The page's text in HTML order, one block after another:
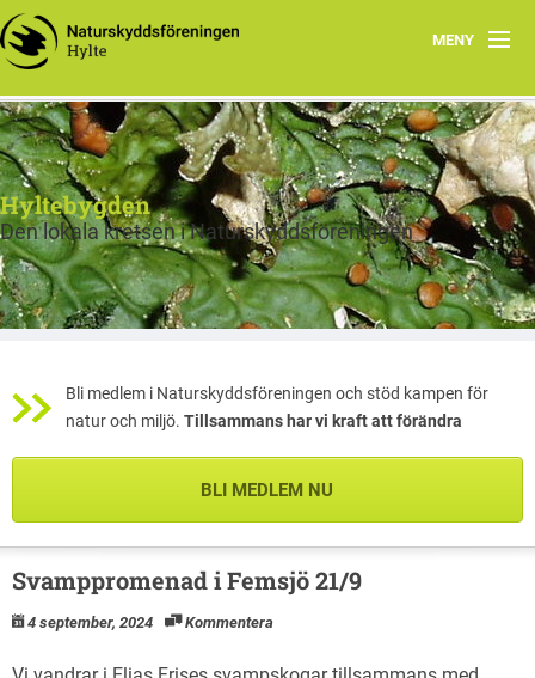
MENY
Hem
Program
Om Hylte kretsen
Skog
Fräsch på riktigt
Hyltebygden
Den lokala kretsen i Naturskyddsföreningen
Bli medlem i Naturskyddsföreningen och stöd kampen för
natur och miljö. Tillsammans har vi kraft att förändra
BLI MEDLEM NU
Svamppromenad i Femsjö 21/9
4 september, 2024 Kommentera